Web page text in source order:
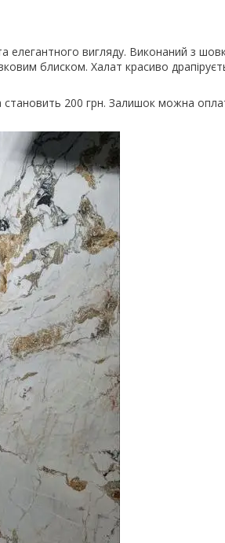
елегантного вигляду. Виконаний з
блиском. Халат красиво
становить 200 грн. Залишок можна